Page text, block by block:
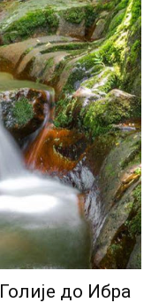
до Ибра